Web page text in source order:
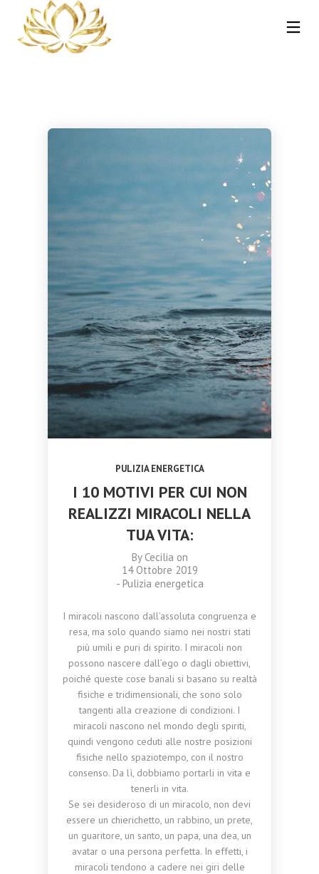
13
NOVEMBRE
CATANIA:
COS’È, COME
FUNZIONA E
PERCHÉ PUÒ
TRASFORMARE
LA TUA VITA
30
CORSO MASSAGGIO
SONORO
VIBRAZIONALE CON
LE CAMPANE
TIBETANE A
CATANIA 18
NOVEMBRE 2023
30
OTTOBRE
2023
CORSO TRATTAMENTI
AYURVEDA – HOT
STONE E
PINDASWEDA A
CATANIA 12
NOVEMBRE 2023
30
OTTOBRE
2023
CORSO
MASSAGGIO
AYURVEDA
TRIDOSHA A
CATANIA 11
NOVEMBRE
2023
21
SETTEMBRE
2023
CAMPANE DI
CRISTALLO:
ARMONIA,
MEDITAZIONE
E BENESSERE
OLISTICO
PULIZIA ENERGETICA
I 10 MOTIVI PER CUI NON
REALIZZI MIRACOLI NELLA
TUA VITA:
By Cecilia on
14 Ottobre 2019
- Pulizia energetica
I miracoli nascono dall’assoluta congruenza e
resa, ma solo quando siamo nei nostri stati
più umili e puri di spirito. I miracoli non
possono nascere dall’ego o dagli obiettivi,
poiché queste cose banali si basano su realtà
fisiche e tridimensionali, che sono solo
tangenti alla creazione di condizioni. I
miracoli nascono nel mondo degli spiriti,
quindi vengono ceduti alle nostre posizioni
fisiche nello spaziotempo, con il nostro
consenso. Da lì, dobbiamo portarli in vita e
tenerli in vita.
Se sei desideroso di un miracolo, non devi
essere un chierichetto, un rabbino, un prete,
un guaritore, un santo, un papa, una dea, un
avatar o una persona perfetta. In effetti, i
miracoli tendono a cadere nei giri delle